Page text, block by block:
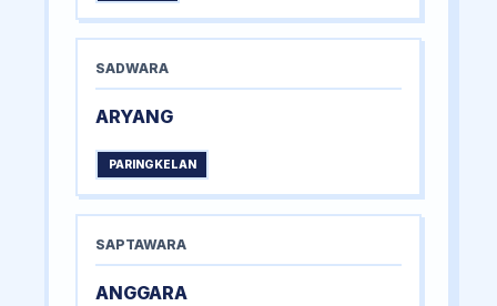
SADWARA
ARYANG
PARINGKELAN
SAPTAWARA
ANGGARA